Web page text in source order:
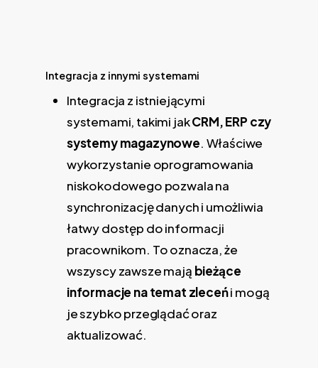
Integracja z innymi systemami
Integracja z istniejącymi
systemami, takimi jakCRM, ERP czy
systemy magazynowe. Właściwe
wykorzystanie oprogramowania
niskokodowego pozwala na
synchronizację danych i umożliwia
łatwy dostęp do informacji
pracownikom. To oznacza, że
wszyscy zawsze mają bieżące
informacje na temat zleceńi mogą
je szybko przeglądać oraz
aktualizować.